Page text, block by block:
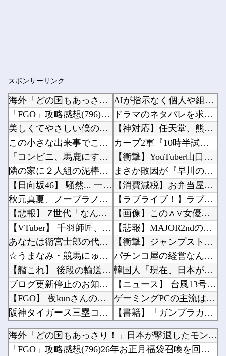
スポンサーリンク
海外「どの国もあっさり！」日本が撃退したモンゴル帝国の本当の恐ろしさに海外が大騒ぎ
「FGO」攻略感想(796)26年お正月福袋召喚を回してみたよ！皆さん助言サンクス！大体予...
美しくてやさしい僕の誇りの妻が………。
この小さな出来事でこの実行力の差よ…と人生そのものが心配になってしまう
「コンビニ、馬鹿にすんなよ」→あのオーナー夫婦、不起訴ｗｗｗｗｗｗｗｗｗ
隣の家に２人組の泥棒が現れた。柱を登って２階から侵入しようとしている。真昼間から大胆な犯行...
【日向坂46】 騒然... 一般参加21歳女性、ネットニュースに
秋元真夏、ノーブラノーパンを披露ｗｗタオル1枚で隠す姿がほぼA●女優・・
【悲報】 Z世代「なんでセルフレジなのに自分で商品通さないといけないんだ」
【VTuber】 千羽師匠、Grokに自分の気持ち悪いツイート聞くやつやってるのかなって思...
あなたは衛宮士郎の代わりに五次に挑むようです 第411話
☆うまなみ・競馬にゅーす速報 終了のお知らせ
【艦これ】 後段の輸送はおつらくないのか
ブログ更新停止のお知らせ
【FGO】 夜kunさんのモルガンイラスト！！ 蝶の羽好きです！
阪神タイガース三塁コーチ田中秀太、辞任要請
【疑問】 仏教「人間界は六道で“上から2番目”」←いや本当か？
ワールドトリガー復活について。
AIが指示なく個人や組織に対しサイバー攻撃…英政府機関の性能評価試験中！他
ドラマのネタバレを求めてくる長嶋凛桜ちゃんワロタｗ【乃木坂46】他
【神対応】任天堂、熊本地震の被災者向けに製品修理を無償対応へ！さらに義援金5000万円を寄...
カープ2軍『10時半試合開始の為に4時起き』←もっと良い猛暑対策はないのか？他
【衝撃】YouTuber山口達也さん、チェンソーで竹を切るだけで600万再生を突破してしま...
まさか敗因が『早川の回跨ぎ』になるとは思わなかったな他
【消費減税】お弁当屋、『衝撃的な発言』をしてしまう・・・・・・他
【ラブライブ！】ラブカ、ドスケベ水着CM他
【画像】この∧∨女優さんで100万回抜いてるｗｗｗｗｗｗｗ他
【悲報】MAJOR2ndの佐藤寿也の息子、姑息すぎてしまい炎上他
【衝撃】ジャンプストアで大量注文→キャンセルを繰り返した32歳女を逮捕 238アカウント、...
パチンコ屋の経営なんてそんな難しくなくね？近隣店舗よりちょっと多めに出しておけば勝手に客...
韓国人「現在、日本が密かに韓国からパクっているものがこちら…」→「これは言い訳できないｗｗ...
【ニュース】 台風13号、迷走・・・他
ゲーミングPCの主流はVRAM 8GBから16GBに。Steam調査でシェア逆転他
【書籍】「ガンプラカタログ2026 GWXメモリアル編」【予約開始】他
マジでものが捨てられないオタクなんだが他
【悲報】TBS、番組でAI生成絵を使用してしまう他
海外「どの国もあっさり！」日本が撃退したモンゴル帝国の本当の...
「FGO」攻略感想(796)26年お正月福袋召喚を回してみた...